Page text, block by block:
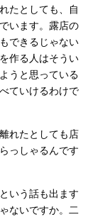
たとしても、自
います。露店の
できるじゃない
作る人はそうい
うと思っている
ていけるわけで
れたとしても店
っしゃるんです
いう話も出ます
ないですか。二